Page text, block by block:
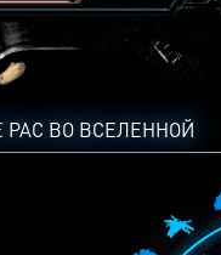
РАС ВО ВСЕЛЕННОЙ